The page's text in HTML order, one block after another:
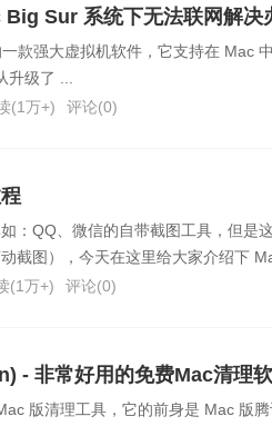
Sur 系统下无法联网解决
款强大虚拟机软件，它支持在 Mac
级了 ...
(1万+) 评论(0)
：QQ、微信的自带截图工具，但是
截图），今天在这里给大家介绍下
(1万+) 评论(0)
- 非常好用的免费Mac清理
版清理工具，它的前身是 Mac 版腾